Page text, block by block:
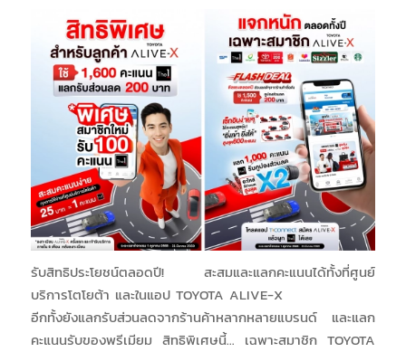
รับสิทธิประโยชน์ตลอดปี! สะสมและแลกคะแนนได้ทั้งที่ศูนย์
บริการโตโยต้า และในแอป TOYOTA ALIVE-X
อีกทั้งยังแลกรับส่วนลดจากร้านค้าหลากหลายแบรนด์ และแลก
คะแนนรับของพรีเมียม สิทธิพิเศษนี้… เฉพาะสมาชิก TOYOTA